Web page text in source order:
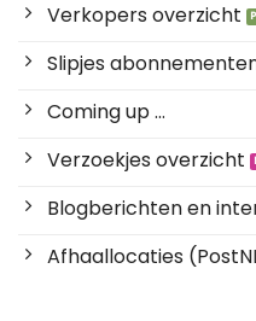
Verkopers overzicht
Slipjes
Coming up ...
Verzoekjes overzicht
Blogberichten en
Afhaallocaties